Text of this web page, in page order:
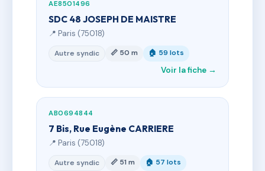
AE8501496
SDC 48 JOSEPH DE MAISTRE
📍 Paris (75018)
Autre syndic 📏 50 m 🏠 59 lots
Voir la fiche →
AB0694844
7 Bis, Rue Eugène CARRIERE
📍 Paris (75018)
Autre syndic 📏 51 m 🏠 57 lots